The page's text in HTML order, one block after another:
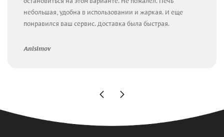
небольшая, удобна в использовании и жаркая. И еще
понравился ваш сервис. Доставка была быстрая.
Anisimov